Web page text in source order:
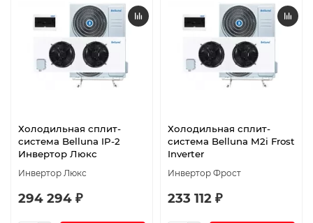
Холодильная сплит-
система Belluna IP-2
Инвертор Люкс
Инвертор Люкс
294 294 ₽
Холодильная сплит-
система Belluna M2i Frost
Inverter
Инвертор Фрост
233 112 ₽